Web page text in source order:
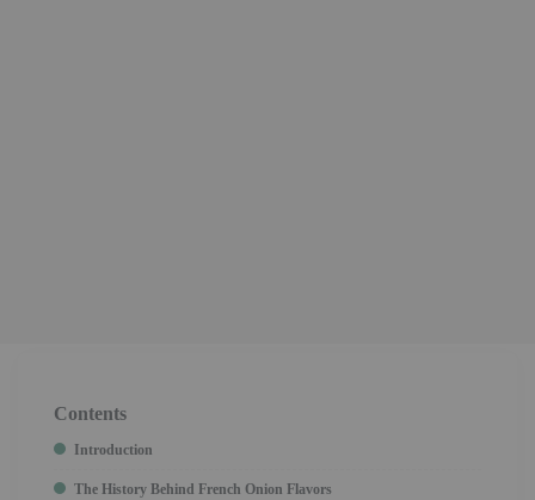
Contents
Introduction
The History Behind French Onion Flavors